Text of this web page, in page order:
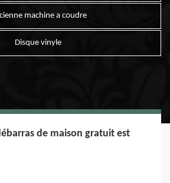
machine a coudre
Disque vinyle
de maison gratuit est